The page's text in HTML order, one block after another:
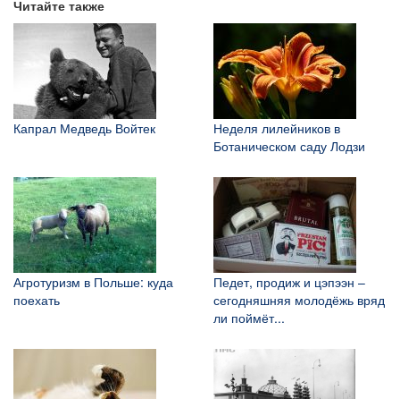
Читайте также
Капрал Медведь Войтек
Неделя лилейников в
Ботаническом саду Лодзи
Агротуризм в Польше: куда
поехать
Педет, продиж и цэпээн –
сегодняшняя молодёжь вряд
ли поймёт...